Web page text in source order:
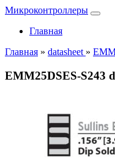
Микроконтроллеры
Главная
Главная » datasheet »
EMM25DSES-S243